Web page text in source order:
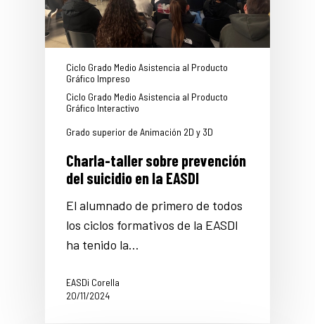
Ciclo Grado Medio Asistencia al Producto
Gráfico Impreso
Ciclo Grado Medio Asistencia al Producto
Gráfico Interactivo
Grado superior de Animación 2D y 3D
Charla-taller sobre prevención
del suicidio en la EASDI
El alumnado de primero de todos
los ciclos formativos de la EASDI
ha tenido la…
EASDi Corella
20/11/2024